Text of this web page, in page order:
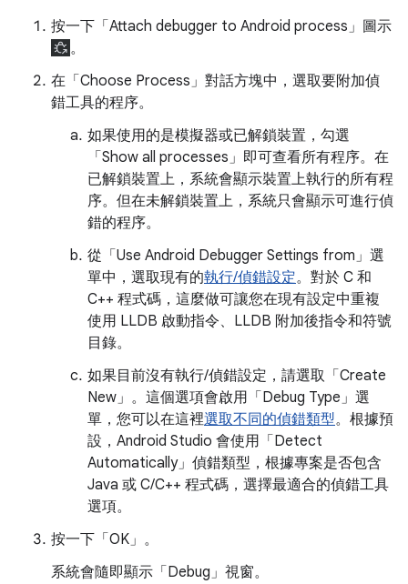
按一下「Attach debugger to Android process」 圖示
。
在「Choose Process」 對話方塊中，選取要附加偵
錯工具的程序。
如果使用的是模擬器或已解鎖裝置，勾選
「Show all processes」 即可查看所有程序。在
已解鎖裝置上，系統會顯示裝置上執行的所有程
序。但在未解鎖裝置上，系統只會顯示可進行偵
錯的程序。
從「Use Android Debugger Settings from」 選
單中，選取現有的執行/偵錯設定。對於 C 和
C++ 程式碼，這麼做可讓您在現有設定中重複
使用 LLDB 啟動指令、LLDB 附加後指令和符號
目錄。
如果目前沒有執行/偵錯設定，請選取「Create
New」 。這個選項會啟用「Debug Type」 選
單，您可以在這裡選取不同的偵錯類型。根據預
設，Android Studio 會使用「Detect
Automatically」偵錯類型，根據專案是否包含
Java 或 C/C++ 程式碼，選擇最適合的偵錯工具
選項。
按一下「OK」 。
系統會隨即顯示「Debug」視窗。